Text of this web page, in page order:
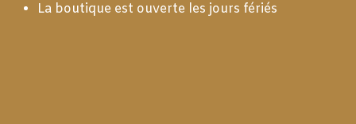
La boutique est ouverte les jours fériés